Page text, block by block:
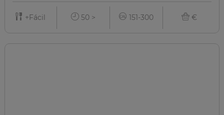
+Fácil 50 > 151-300 €